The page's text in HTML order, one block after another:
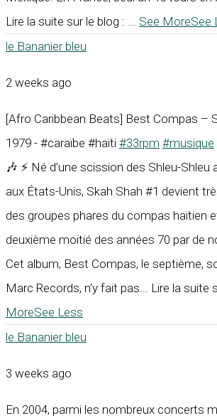
Lire la suite sur le blog : ... See MoreSee
le Bananier bleu
2 weeks ago
[Afro Caribbean Beats] Best Compas –
1979 - #caraïbe #haïti #33rpm #musique
🎶 ⚡ Né d’une scission des Shleu-Shleu
aux États-Unis, Skah Shah #1 devient
des groupes phares du compas haïtien
deuxième moitié des années 70 par de
Cet album, Best Compas, le septième,
Marc Records, n’y fait pas... Lire la suite
MoreSee Less
le Bananier bleu
3 weeks ago
En 2004, parmi les nombreux concerts